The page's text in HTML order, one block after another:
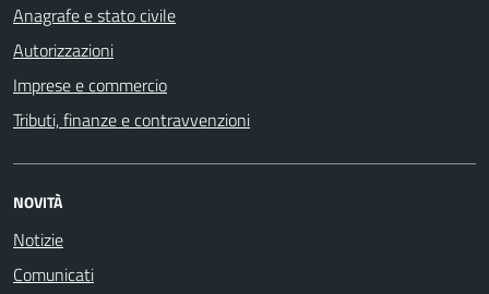
Anagrafe e stato civile
Autorizzazioni
Imprese e commercio
Tributi, finanze e contravvenzioni
NOVITÀ
Notizie
Comunicati